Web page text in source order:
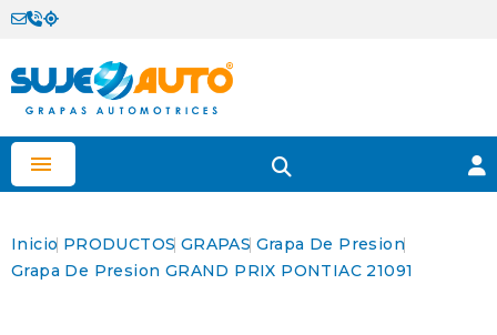

Inicio PRODUCTOS GRAPAS Grapa De Presion
Grapa De Presion GRAND PRIX PONTIAC 21091